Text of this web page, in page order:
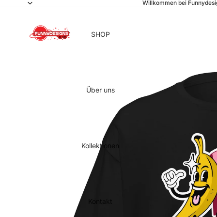
Willkommen bei
SHOP
Über uns
Kollektionen